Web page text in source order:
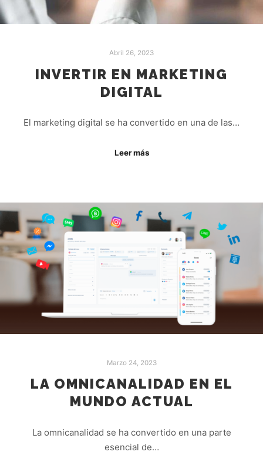
Abril 26, 2023
INVERTIR EN MARKETING
DIGITAL
El marketing digital se ha convertido en una de las…
Leer más
Marzo 24, 2023
LA OMNICANALIDAD EN EL
MUNDO ACTUAL
La omnicanalidad se ha convertido en una parte
esencial de…